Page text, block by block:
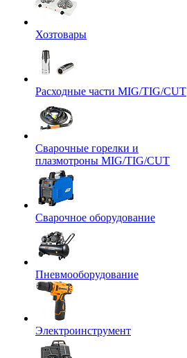
Хозтовары
Расходные части MIG/TIG/CUT
Сварочные горелки и
плазмотроны MIG/TIG/CUT
Сварочное оборудование
Пневмооборудование
Электроинструмент